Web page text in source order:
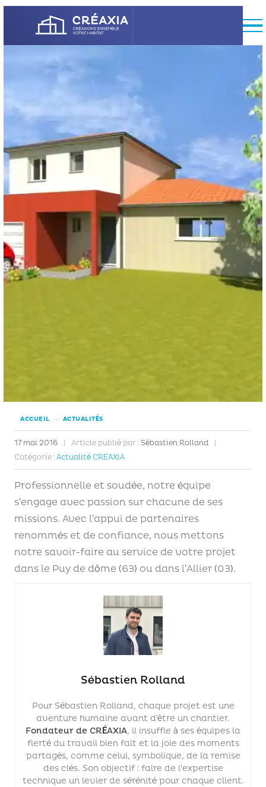
ACCUEIL → ACTUALITÉS
17 mai 2016 Article publié par : Sébastien Rolland
Catégorie : Actualité CREAXIA
Professionnelle et soudée, notre équipe
s’engage avec passion sur chacune de ses
missions. Avec l’appui de partenaires
renommés et de confiance, nous mettons
notre savoir-faire au service de votre projet
dans le Puy de dôme (63) ou dans l’Allier (03).
Sébastien Rolland
Pour Sébastien Rolland, chaque projet est une
aventure humaine avant d’être un chantier.
Fondateur de CRÉAXIA, il insuffle à ses équipes la
fierté du travail bien fait et la joie des moments
partagés, comme celui, symbolique, de la remise
des clés. Son objectif : faire de l’expertise
technique un levier de sérénité pour chaque client.